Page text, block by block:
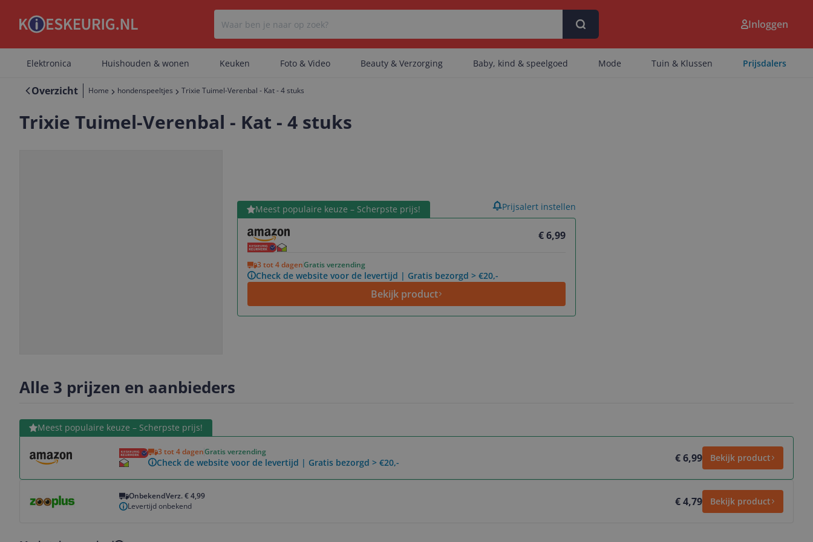
Er zijn geen categorieën gevonden.
Er zijn geen artikelen gevonden.
Inloggen
Elektronica Huishouden & wonen Keuken Foto & Video Beauty & Verzorging Baby, kind & speelgoed Mode Tuin & Klussen Prijsdalers
Overzicht Home hondenspeeltjes Trixie Tuimel-Verenbal - Kat - 4 stuks
Trixie Tuimel-Verenbal - Kat - 4 stuks
Meest populaire keuze – Scherpste prijs!
€ 6,99
3 tot 4 dagenGratis verzending
Check de website voor de levertijd | Gratis bezorgd > €20,-
Bekijk product
Bekijk product Prijsalert instellen
Alle 3 prijzen en aanbieders
Meest populaire keuze – Scherpste prijs!
3 tot 4 dagenGratis verzending
Check de website voor de levertijd | Gratis bezorgd > €20,- € 6,99 Bekijk product
Bekijk product
OnbekendVerz. € 4,99
Levertijd onbekend
€ 4,79 Bekijk product